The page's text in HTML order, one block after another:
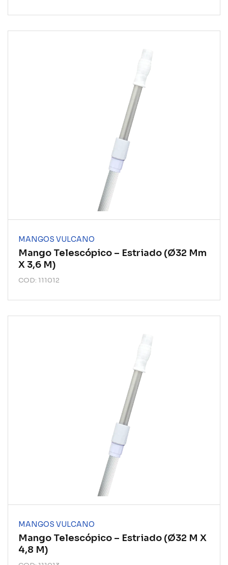
MANGOS VULCANO
Mango Telescópico – Estriado (ø32 Mm
X 3,6 M)
COD: 111012
MANGOS VULCANO
Mango Telescópico – Estriado (ø32 M X
4,8 M)